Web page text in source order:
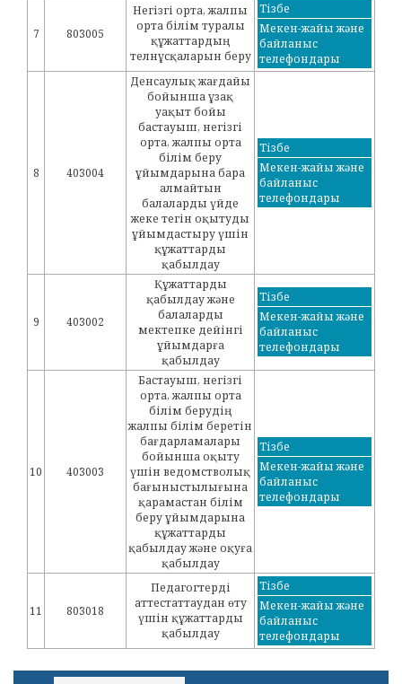
7 803005
Негізгі орта, жалпы
орта білім туралы
құжаттардың
телнұсқаларын беру
Тізбе
Мекен-жайы және
байланыс
телефондары
8 403004
Денсаулық жағдайы
бойынша ұзақ
уақыт бойы
бастауыш, негізгі
орта, жалпы орта
білім беру
ұйымдарына бара
алмайтын
балаларды үйде
жеке тегін оқытуды
ұйымдастыру үшін
құжаттарды
қабылдау
Тізбе
Мекен-жайы және
байланыс
телефондары
9 403002
Құжаттарды
қабылдау және
балаларды
мектепке дейінгі
ұйымдарға
қабылдау
Тізбе
Мекен-жайы және
байланыс
телефондары
10 403003
Бастауыш, негізгі
орта, жалпы орта
білім берудің
жалпы білім беретін
бағдарламалары
бойынша оқыту
үшін ведомстволық
бағыныстылығына
қарамастан білім
беру ұйымдарына
құжаттарды
қабылдау және оқуға
қабылдау
Тізбе
Мекен-жайы және
байланыс
телефондары
11 803018
Педагогтерді
аттестаттаудан өту
үшін құжаттарды
қабылдау
Тізбе
Мекен-жайы және
байланыс
телефондары